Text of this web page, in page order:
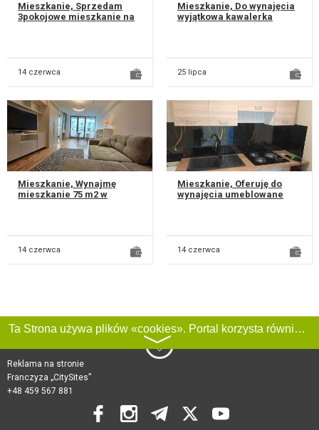
Mieszkanie, Sprzedam
3pokojowe mieszkanie na
+przynależna...
14 czerwca
Mieszkanie, Do wynajęcia
wyjątkowa kawalerka
25 lipca
Mieszkanie, Wynajmę
mieszkanie 75 m2 w
położonym przy u...
14 czerwca
Mieszkanie, Oferuję do
wynajęcia umeblowane
14 czerwca
Ta Strona używa plików «cookies». Portal korzysta również z serwisu internetowego do zbierania danych technicznych o odwiedzających w celu uzyskania informacji marketingowych i statystycznych. Warunki przetwarzania danych odwiedzających Stronę, patrz:
〉
Reklama na stronie
Franczyza „CitySites”
+48 459 567 881